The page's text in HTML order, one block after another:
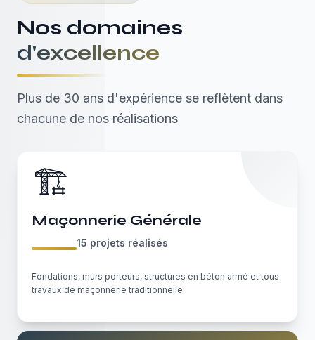
Nos domaines
d'excellence
Plus de 30 ans d'expérience se reflètent dans
chacune de nos réalisations
🏗️
Maçonnerie Générale
15 projets réalisés
Fondations, murs porteurs, structures en béton armé et tous
travaux de maçonnerie traditionnelle.